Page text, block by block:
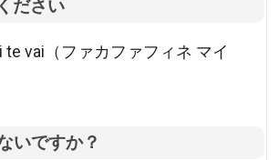
ださい
te vai（ファカファフィネ マイ
いですか？